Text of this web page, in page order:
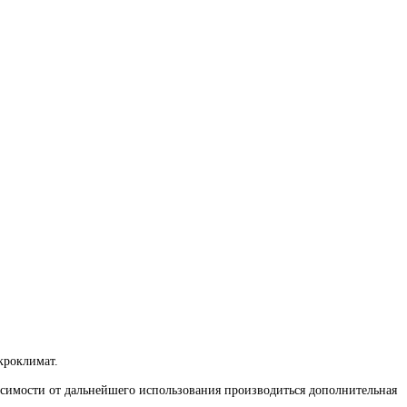
от дальнейшего использования производиться дополнительная